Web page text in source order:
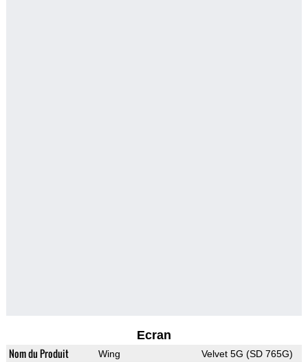
Ecran
Nom du Produit Wing Velvet 5G (SD 765G)